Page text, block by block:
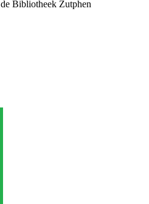
de Bibliotheek Zutphen